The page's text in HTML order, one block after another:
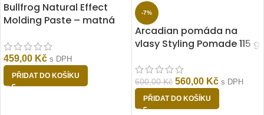
Bullfrog Natural Effect
Molding Paste – matná
459,00 Kč s DPH
PŘIDAT DO KOŠÍKU
-7%
Arcadian pomáda na
vlasy Styling Pomade 115 g
600,00Kč 560,00 Kč s DPH
PŘIDAT DO KOŠÍKU